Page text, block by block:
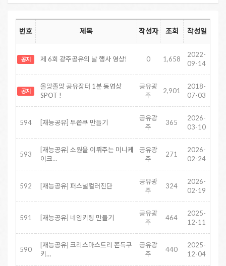
번호 제목 작성자 조회 작성일
공지 제 6회 광주공유의 날 행사 영상! 0 1,658
2022-
09-14
공지
올망졸망 공유장터 1분 동영상
SPOT !
공유광
주
2,901
2018-
07-03
594 [재능공유] 두쫀쿠 만들기
공유광
주
365
2026-
03-10
593
[재능공유] 소원을 이뤄주는 미니케
이크…
공유광
주
271
2026-
02-24
592 [재능공유] 퍼스널컬러진단
공유광
주
324
2026-
02-19
591 [재능공유] 네임키링 만들기
공유광
주
464
2025-
12-11
590
[재능공유] 크리스마스트리 쫀득쿠
키…
공유광
주
440
2025-
12-04